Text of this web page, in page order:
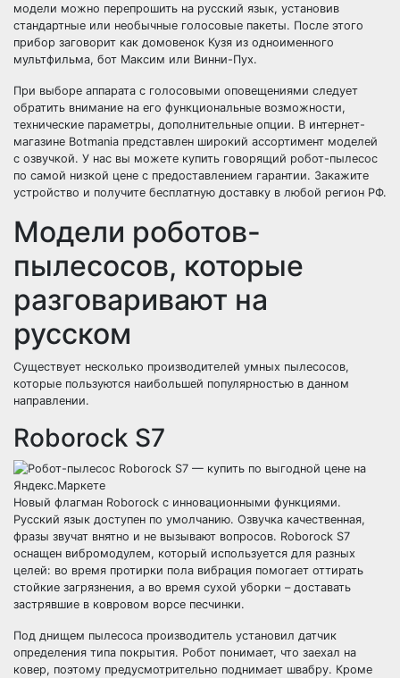
модели можно перепрошить на русский язык, установив
стандартные или необычные голосовые пакеты. После этого
прибор заговорит как домовенок Кузя из одноименного
мультфильма, бот Максим или Винни-Пух.
При выборе аппарата с голосовыми оповещениями следует
обратить внимание на его функциональные возможности,
технические параметры, дополнительные опции. В интернет-
магазине Botmania представлен широкий ассортимент моделей
с озвучкой. У нас вы можете купить говорящий робот-пылесос
по самой низкой цене с предоставлением гарантии. Закажите
устройство и получите бесплатную доставку в любой регион РФ.
Модели роботов-
пылесосов, которые
разговаривают на
русском
Существует несколько производителей умных пылесосов,
которые пользуются наибольшей популярностью в данном
направлении.
Roborock S7
Новый флагман Roborock с инновационными функциями.
Русский язык доступен по умолчанию. Озвучка качественная,
фразы звучат внятно и не вызывают вопросов. Roborock S7
оснащен вибромодулем, который используется для разных
целей: во время протирки пола вибрация помогает оттирать
стойкие загрязнения, а во время сухой уборки – доставать
застрявшие в ковровом ворсе песчинки.
Под днищем пылесоса производитель установил датчик
определения типа покрытия. Робот понимает, что заехал на
ковер, поэтому предусмотрительно поднимает швабру. Кроме